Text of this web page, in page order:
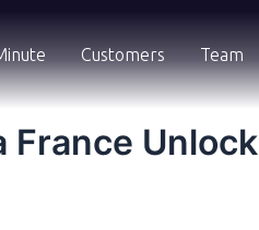
Customers Team
France Unlock